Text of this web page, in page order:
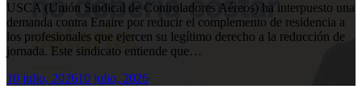
USCA (Unión Sindical de Controladores Aéreos) ha interpuesto una
demanda contra Enaire por reducir el complemento de residencia a
los profesionales que ejercen su legítimo derecho a la reducción de
jornada. Este sindicato entiende que…
10 julio, 202610 julio, 2026